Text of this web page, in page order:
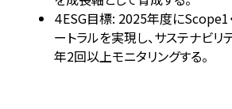
4ESG目標: 2025年度にScope1
ートラルを実現し、サステナビ
年2回以上モニタリングする。